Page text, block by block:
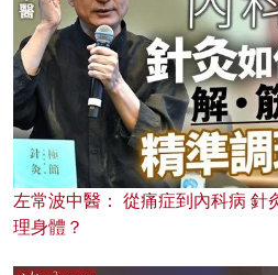
左常波中醫： 從痛症到內科病 針
理身體？